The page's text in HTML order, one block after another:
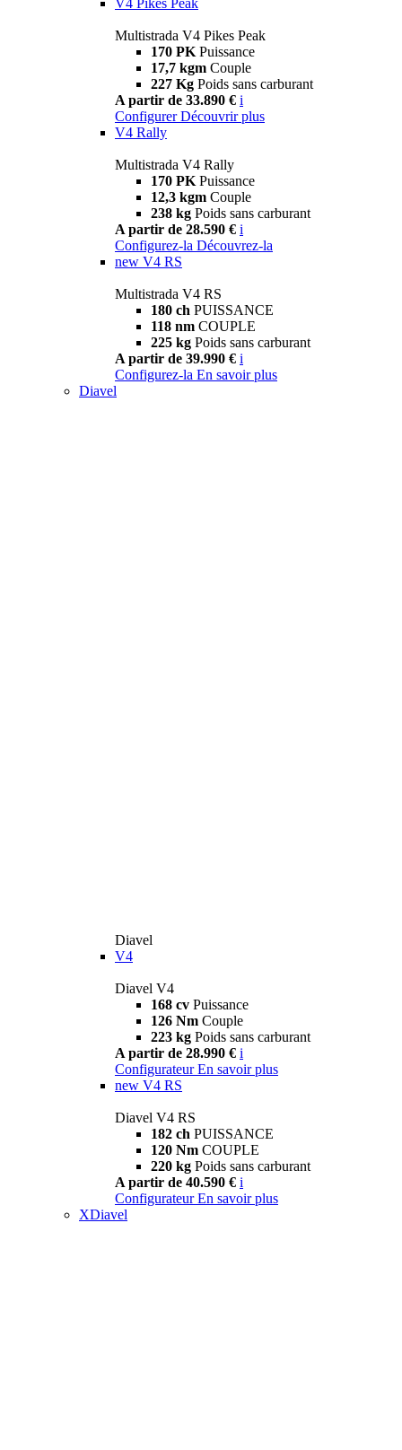
Multistrada V4 Pikes Peak
170 PK Puissance
17,7 kgm Couple
227 Kg Poids sans carburant
A partir de 33.890 € i
Configurer Découvrir plus
V4 Rally
Multistrada V4 Rally
170 PK Puissance
12,3 kgm Couple
238 kg Poids sans carburant
A partir de 28.590 € i
Configurez-la Découvrez-la
new V4 RS
Multistrada V4 RS
180 ch PUISSANCE
118 nm COUPLE
225 kg Poids sans carburant
A partir de 39.990 € i
Configurez-la En savoir plus
Diavel
Diavel
V4
Diavel V4
168 cv Puissance
126 Nm Couple
223 kg Poids sans carburant
A partir de 28.990 € i
Configurateur En savoir plus
new V4 RS
Diavel V4 RS
182 ch PUISSANCE
120 Nm COUPLE
220 kg Poids sans carburant
A partir de 40.590 € i
Configurateur En savoir plus
XDiavel